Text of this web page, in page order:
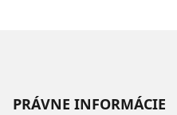
PRÁVNE INFORMÁCIE